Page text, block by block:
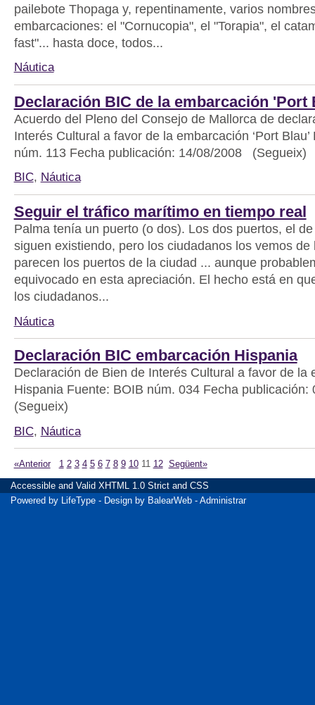
pailebote Thopaga y, repentinamente, varios
embarcaciones: el "Cornucopia", el "Torapia", el
fast"... hasta doce, todos...
Náutica
Declaración BIC de la embarcación 'Port
Acuerdo del Pleno del Consejo de Mallorca de
Interés Cultural a favor de la embarcación ‘Port
núm. 113 Fecha publicación: 14/08/2008 (Segueix)
BIC, Náutica
Seguir el tráfico marítimo en tiempo real
Palma tenía un puerto (o dos). Los dos puertos, el
siguen existiendo, pero los ciudadanos los vemos de
parecen los puertos de la ciudad ... aunque
equivocado en esta apreciación. El hecho está en
los ciudadanos...
Náutica
Declaración BIC embarcación Hispania
Declaración de Bien de Interés Cultural a favor de la
Hispania Fuente: BOIB núm. 034 Fecha
(Segueix)
BIC, Náutica
«Anterior 1 2 3 4 5 6 7 8 9 10 11 12 Següent»
Accessible and Valid XHTML 1.0 Strict and CSS
Powered by
LifeType - Design by BalearWeb - Administrar